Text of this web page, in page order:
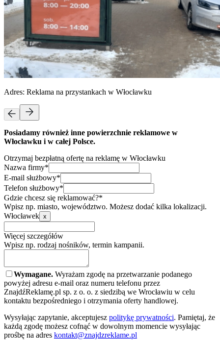
Adres: Reklama na przystankach w Włocławku
Posiadamy również inne powierzchnie reklamowe w
Włocławku i w całej Polsce.
Otrzymaj bezpłatną ofertę na reklamę w Włocławku
Nazwa firmy*
E-mail służbowy*
Telefon służbowy*
Gdzie chcesz się reklamować?*
Wpisz np. miasto, województwo. Możesz dodać kilka lokalizacji.
Włocławek x
Więcej szczegółów
Wpisz np. rodzaj nośników, termin kampanii.
Wymagane. Wyrażam zgodę na przetwarzanie podanego
powyżej adresu e-mail oraz numeru telefonu przez
ZnajdźReklamę.pl sp. z o. o. z siedzibą we Wrocławiu w celu
kontaktu bezpośredniego i otrzymania oferty handlowej.
Wysyłając zapytanie, akceptujesz politykę prywatności. Pamiętaj, że
każdą zgodę możesz cofnąć w dowolnym momencie wysyłając
prośbę na adres kontakt@znajdzreklame.pl